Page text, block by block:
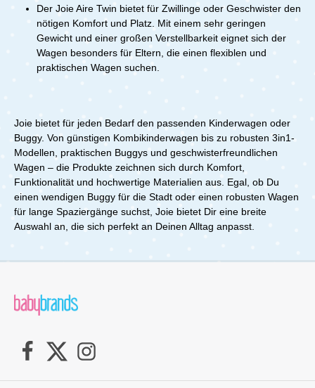
Der Joie Aire Twin bietet für Zwillinge oder Geschwister den
nötigen Komfort und Platz. Mit einem sehr geringen
Gewicht und einer großen Verstellbarkeit eignet sich der
Wagen besonders für Eltern, die einen flexiblen und
praktischen Wagen suchen.
Joie bietet für jeden Bedarf den passenden Kinderwagen oder
Buggy. Von günstigen Kombikinderwagen bis zu robusten 3in1-
Modellen, praktischen Buggys und geschwisterfreundlichen
Wagen – die Produkte zeichnen sich durch Komfort,
Funktionalität und hochwertige Materialien aus. Egal, ob Du
einen wendigen Buggy für die Stadt oder einen robusten Wagen
für lange Spaziergänge suchst, Joie bietet Dir eine breite
Auswahl an, die sich perfekt an Deinen Alltag anpasst.